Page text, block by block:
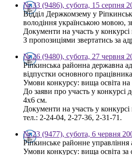
№ 33 (9486), субота, 15 серпня
Відділ Держкомзему у
володіння українською мовою,
Документи на участь у
З пропозиціями звертатись за
№ 26 (9480), субота, 27 червня
Ріпкинська районна державна
відпустки основного
Умови конкурсу: вища освіта на
До заяви про участь у конкурсі
4х6 см.
Документи на участь у
тел.: 2-24-04, 2-27-36, 2-31-71.
№ 23 (9477), субота, 6 червня
Ріпкинське районне управління
Умови конкурсу: вища освіта